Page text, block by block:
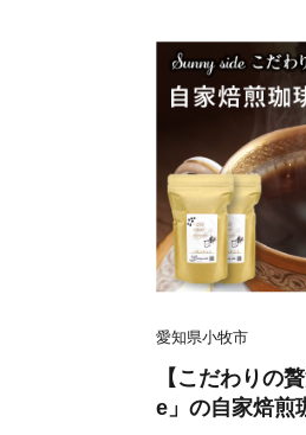
愛知県小牧市
【こだわりの
e」の自家焙煎